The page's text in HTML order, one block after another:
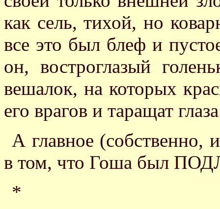
как сель, тихой, но
все это был блеф и
он, востроглазый
вешалок, на которых
его врагов и таращат
А главное (собственно,
в том, что Гоша был
*